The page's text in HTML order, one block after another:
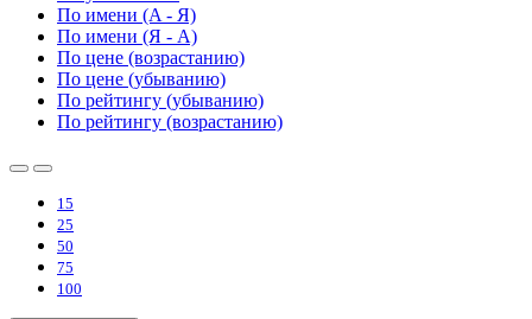
По имени (A - Я)
По имени (Я - A)
По цене (возрастанию)
По цене (убыванию)
По рейтингу (убыванию)
По рейтингу (возрастанию)
15
25
50
75
100